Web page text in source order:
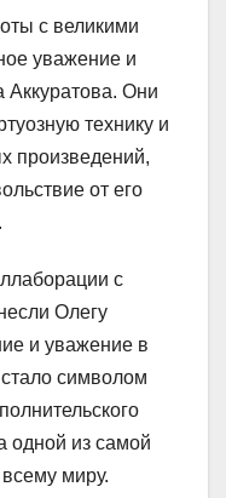
с великими
уважение и
Они
технику и
произведений,
от его
с
Олегу
и уважение в
символом
одной из самой
миру.